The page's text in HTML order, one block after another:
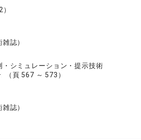
誌）
シミュレーション・提示技術
頁 567 ～ 573）
誌）